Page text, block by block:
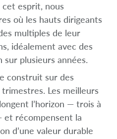
cet esprit, nous
où les hauts dirigeants
multiples de leur
idéalement avec des
plusieurs années.
construit sur des
Les meilleurs
l’horizon — trois à
et récompensent la
d’une valeur durable